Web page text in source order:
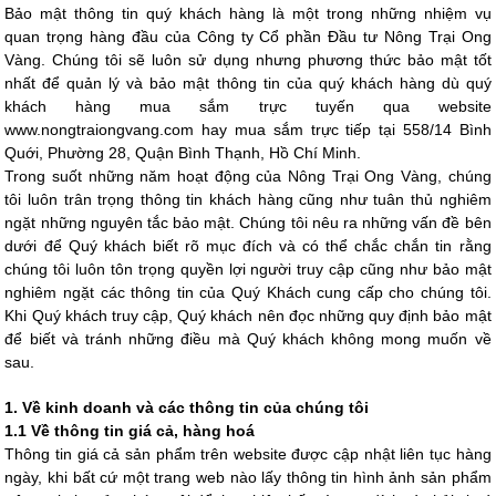
Bảo mật thông tin quý khách hàng là một trong những nhiệm vụ
quan trọng hàng đầu của Công ty Cổ phần Đầu tư Nông Trại Ong
Vàng . Chúng tôi sẽ luôn sử dụng nhưng phương thức bảo mật tốt
nhất để quản lý và bảo mật thông tin của quý khách hàng dù quý
khách hàng mua sắm trực tuyến qua website
www.nongtraiongvang.com hay mua sắm trực tiếp tại 558/14 Bình
Quới, Phường 28, Quận Bình Thạnh, Hồ Chí Minh.
Trong suốt những năm hoạt động của Nông Trại Ong Vàng , chúng
tôi luôn trân trọng thông tin khách hàng cũng như tuân thủ nghiêm
ngặt những nguyên tắc bảo mật. Chúng tôi nêu ra những vấn đề bên
dưới để Quý khách biết rõ mục đích và có thể chắc chắn tin rằng
chúng tôi luôn tôn trọng quyền lợi người truy cập cũng như bảo mật
nghiêm ngặt các thông tin của Quý Khách cung cấp cho chúng tôi.
Khi Quý khách truy cập, Quý khách nên đọc những quy định bảo mật
để biết và tránh những điều mà Quý khách không mong muốn về
sau.
1. Về kinh doanh và các thông tin của chúng tôi
1.1 Về thông tin giá cả, hàng hoá
Thông tin giá cả sản phẩm trên website được cập nhật liên tục hàng
ngày, khi bất cứ một trang web nào lấy thông tin hình ảnh sản phẩm